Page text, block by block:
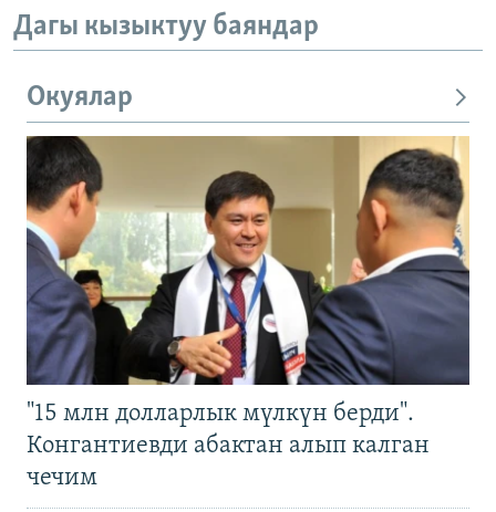
Дагы кызыктуу баяндар
Окуялар
"15 млн долларлык мүлкүн берди".
Конгантиевди абактан алып калган
чечим